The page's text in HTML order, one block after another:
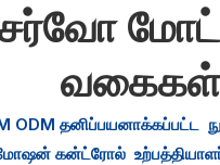
வகைகள்
ODM தனிப்பயனாக்கப்பட்ட
மோஷன் கன்ட்ரோல்